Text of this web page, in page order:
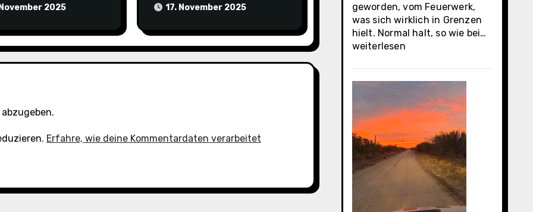
2025
17. November 2025
Erfahre, wie deine Kommentardaten verarbeitet
geworden, vom Feuerwerk,
was sich wirklich in Grenzen
hielt. Normal halt, so wie bei…
Oasis
weiterlesen